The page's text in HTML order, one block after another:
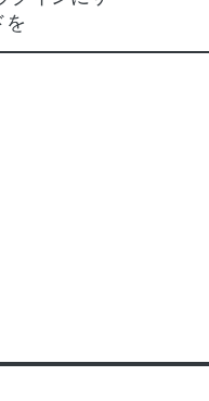
を日本仕様へと日本語化
ソコンを買う。- 2013年3